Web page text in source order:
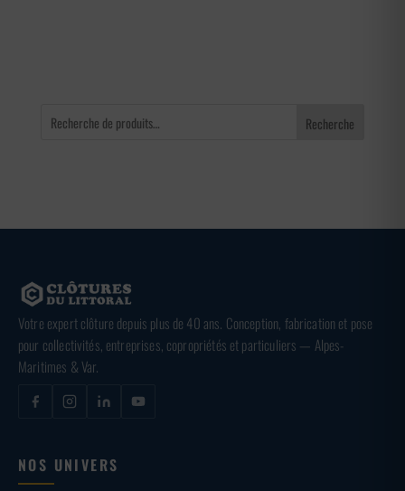
Recherche
Votre expert clôture depuis plus de 40 ans. Conception, fabrication et pose
pour collectivités, entreprises, copropriétés et particuliers — Alpes-
Maritimes & Var.
NOS UNIVERS